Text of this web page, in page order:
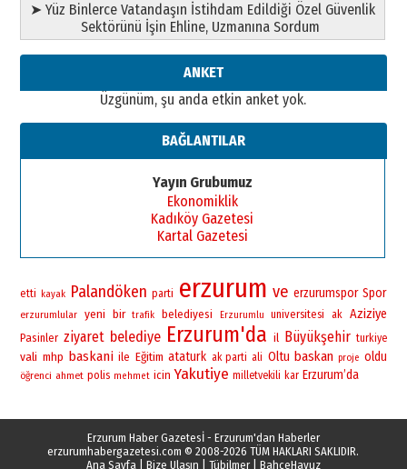
➤ Yüz Binlerce Vatandaşın İstihdam Edildiği Özel Güvenlik
Sektörünü İşin Ehline, Uzmanına Sordum
ANKET
Üzgünüm, şu anda etkin anket yok.
BAĞLANTILAR
Yayın Grubumuz
Ekonomiklik
Kadıköy Gazetesi
Kartal Gazetesi
etti kayak Palandöken parti erzurum ve erzurumspor Spor
erzurumlular yeni bir trafik belediyesi Erzurumlu universitesi ak Aziziye
Pasinler ziyaret belediye Erzurum'da il Büyükşehir turkiye
vali mhp baskani ile Eğitim ataturk ak parti ali Oltu baskan proje oldu
öğrenci ahmet polis mehmet icin Yakutiye milletvekili kar Erzurum’da
Erzurum Haber Gazetesİ - Erzurum'dan Haberler
erzurumhabergazetesi.com © 2008-2026 TÜM HAKLARI SAKLIDIR.
Ana Sayfa| Bize Ulaşın Tübilmer| BahçeHavuz